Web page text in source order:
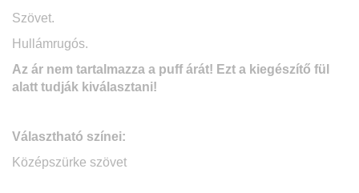
Szövet.
Hullámrugós.
Az ár nem tartalmazza a puff árát! Ezt a kiegészítő fül
alatt tudják kiválasztani!
Választható színei:
Középszürke szövet